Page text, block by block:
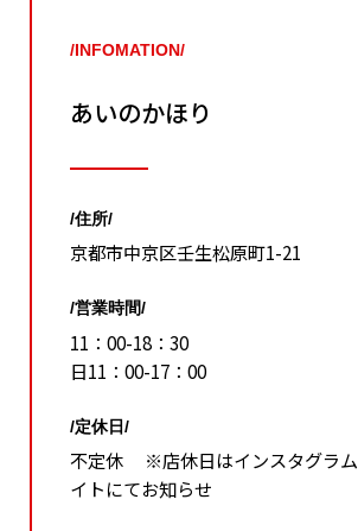
/INFOMATION/
あいのかほり
/住所/
京都市中京区壬生松原町1-21
/営業時間/
11：00-18：30
日11：00-17：00
/定休日/
不定休 ※店休日はインスタグラム
イトにてお知らせ